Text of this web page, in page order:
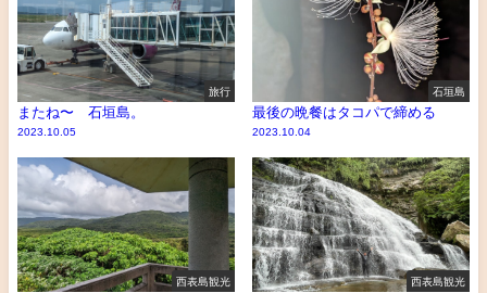
旅行
またね〜 石垣島。
2023.10.05
石垣島
最後の晩餐はタコパで締める
2023.10.04
西表島観光 西表島観光